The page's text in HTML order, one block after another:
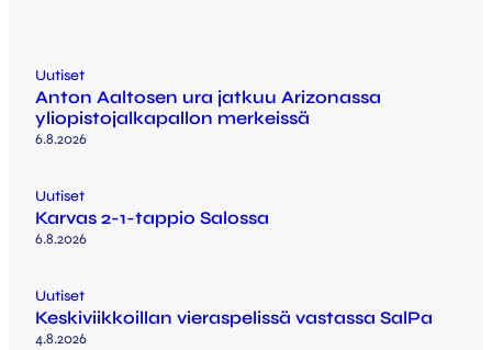
Uutiset
Anton Aaltosen ura jatkuu Arizonassa
yliopistojalkapallon merkeissä
6.8.2026
Uutiset
Karvas 2-1-tappio Salossa
6.8.2026
Uutiset
Keskiviikkoillan vieraspelissä vastassa SalPa
4.8.2026